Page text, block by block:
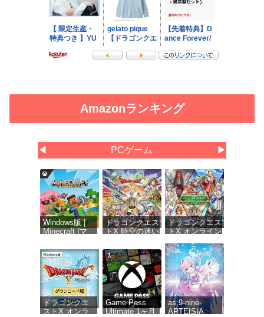
Amazonランキング
◀ PCゲーム ▶
Windows版 |
Minecraft (マ
Java &
Bedrock
Edition | オン
ラインコード
版
ドラゴンクエス
トX 時空の迷い
イン
【Amazon.co.jp
限定】お役立ち
アイテムセット
配信 |ダウンロ
ード版
ドラゴンクエス
トX オンライン
パッケージ
version 1-
8【Amazon.co.jp
限定】お役立ち
アイテムセット
【購入特典】ゲ
ーム内アイテム
「黄金の花びら
ドラゴンクエ
ストX オンラ
Game Pass
Ultimate 1ヶ月
as:9-nine-
ARTEISIA